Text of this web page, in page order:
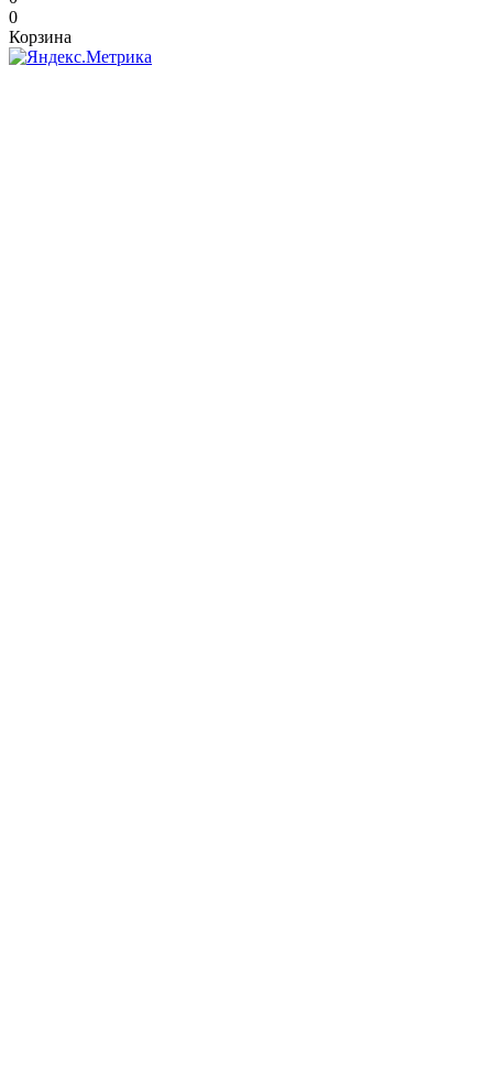
0
Корзина